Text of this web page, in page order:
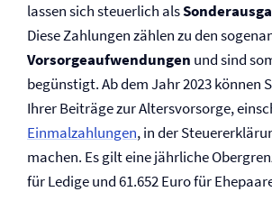
lassen sich steuerlich als
Diese Zahlungen zählen zu den
Vorsorgeaufwendungen und sind
begünstigt. Ab dem Jahr 2023 können
Ihrer Beiträge zur Altersvorsorge,
Einmalzahlungen, in der
machen. Es gilt eine jährliche
für Ledige und 61.652 Euro für